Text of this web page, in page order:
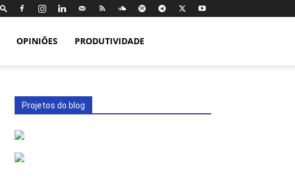
OPINIÕES PRODUTIVIDADE
Projetos do blog